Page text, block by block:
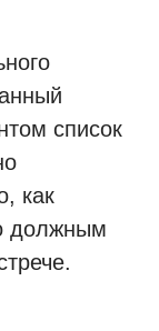
список
как
должным